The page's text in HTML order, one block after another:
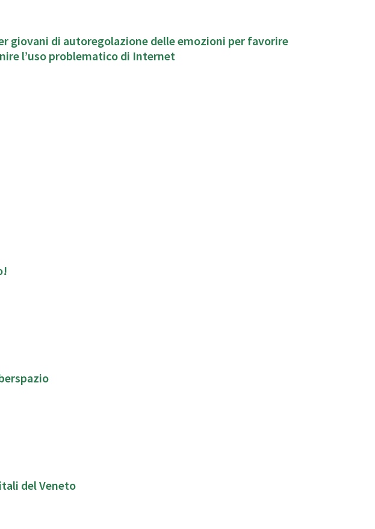
giovani di autoregolazione delle emozioni per favorire
l’uso problematico di Internet
del Veneto